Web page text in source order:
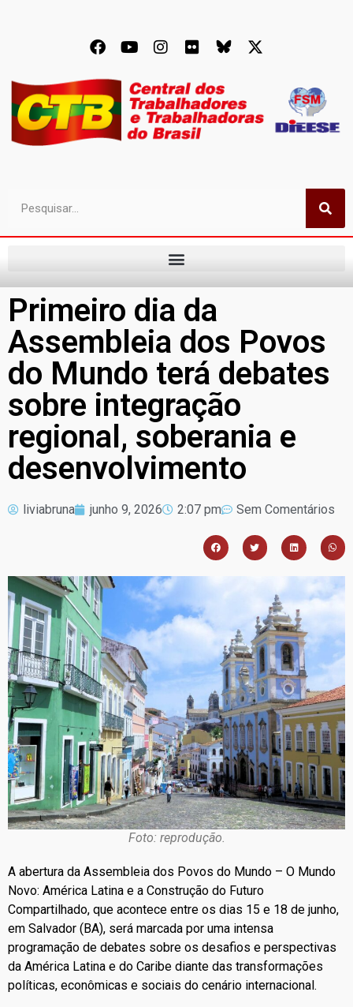
Primeiro dia da
Assembleia dos Povos
do Mundo terá debates
sobre integração
regional, soberania e
desenvolvimento
liviabruna junho 9, 2026 2:07 pm Sem Comentários
Foto: reprodução.
A abertura da Assembleia dos Povos do Mundo – O Mundo
Novo: América Latina e a Construção do Futuro
Compartilhado, que acontece entre os dias 15 e 18 de junho,
em Salvador (BA), será marcada por uma intensa
programação de debates sobre os desafios e perspectivas
da América Latina e do Caribe diante das transformações
políticas, econômicas e sociais do cenário internacional.